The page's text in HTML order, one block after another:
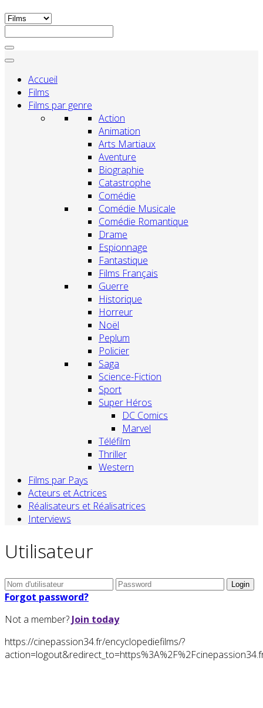
Accueil
Films
Films par genre
Action
Animation
Arts Martiaux
Aventure
Biographie
Catastrophe
Comédie
Comédie Musicale
Comédie Romantique
Drame
Espionnage
Fantastique
Films Français
Guerre
Historique
Horreur
Noël
Peplum
Policier
Saga
Science-Fiction
Sport
Super Héros
DC Comics
Marvel
Téléfilm
Thriller
Western
Films par Pays
Acteurs et Actrices
Réalisateurs et Réalisatrices
Interviews
Utilisateur
Forgot password?
Not a member? Join today
https://cinepassion34.fr/encyclopediefilms/?